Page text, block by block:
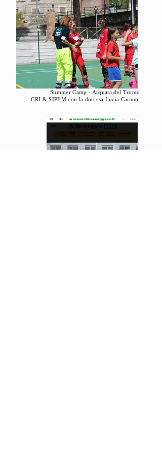
Summer Camp - Arquata del Tronto
CRI & SIPEM con la dott.ssa Lucia Caimmi